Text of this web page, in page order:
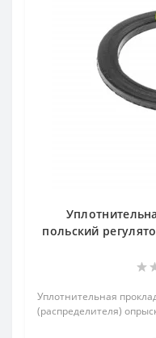
польский
Уплотнительная
(распределителя)